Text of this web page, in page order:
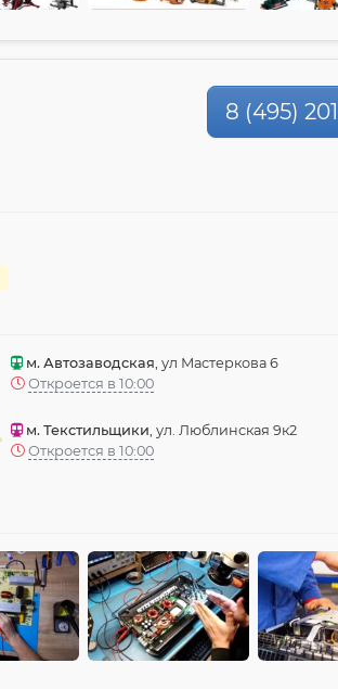
8 (495)
м. Автозаводская , ул Мастеркова 6
Откроется в 10:00
м. Текстильщики , ул. Люблинская 9к2
Откроется в 10:00